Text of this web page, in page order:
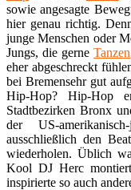
sowie angesagte
hier genau richtig.
junge Menschen oder
Jungs, die gerne Tanzen
eher abgeschreckt
bei Bremensehr gut
Hip-Hop? Hip-Hop
Stadtbezirken Bronx
der US-
ausschließlich den
wiederholen. Üblich
Kool DJ Herc
inspirierte so auch